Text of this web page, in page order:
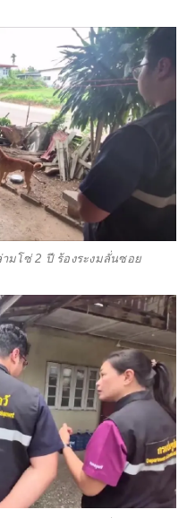
มโซ่ 2 ปี ร้องระงมลั่นซอย